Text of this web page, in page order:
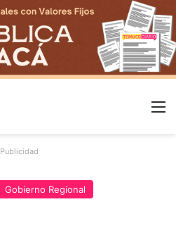
Publicidad
Gobierno Regional